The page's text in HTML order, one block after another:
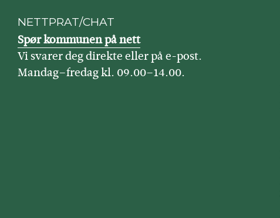
NETTPRAT/CHAT
Spør kommunen på nett
Vi svarer deg direkte eller på e-post.
Mandag–fredag kl. 09.00–14.00.